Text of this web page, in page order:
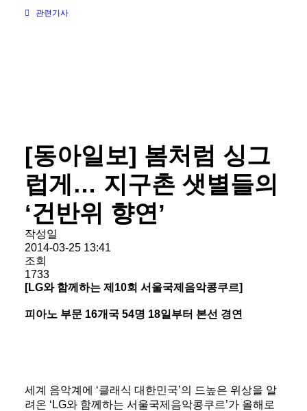
관련기사
[동아일보] 봄처럼 싱그
럽게… 지구촌 샛별들의
‘건반위 향연’
작성일
2014-03-25 13:41
조회
1733
[LG와 함께하는 제10회 서울국제음악콩쿠르]
피아노 부문 16개국 54명 18일부터 본선 경연
세계 음악계에 ‘클래식 대한민국’의 드높은 위상을 알
려온 ‘LG와 함께하는 서울국제음악콩쿠르’가 올해로